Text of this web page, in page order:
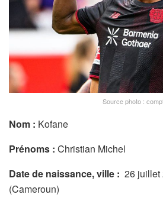
Source photo :
Nom : Kofane
Prénoms : Christian Michel
Date de naissance, ville : 26 juillet
(Cameroun)